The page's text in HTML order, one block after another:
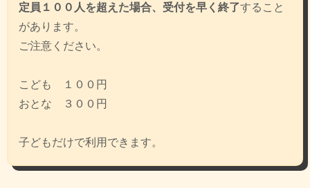
定員１００人を超えた場合、受付を早く終了すること
があります。
ご注意ください。
こども １００円
おとな ３００円
子どもだけで利用できます。